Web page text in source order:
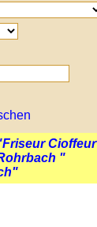
Cioffeur
"